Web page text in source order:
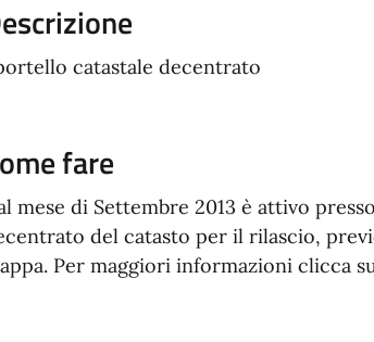
catastale decentrato
fare
mese di Settembre 2013 è attivo
del catasto per il rilascio,
Per maggiori informazioni clicca